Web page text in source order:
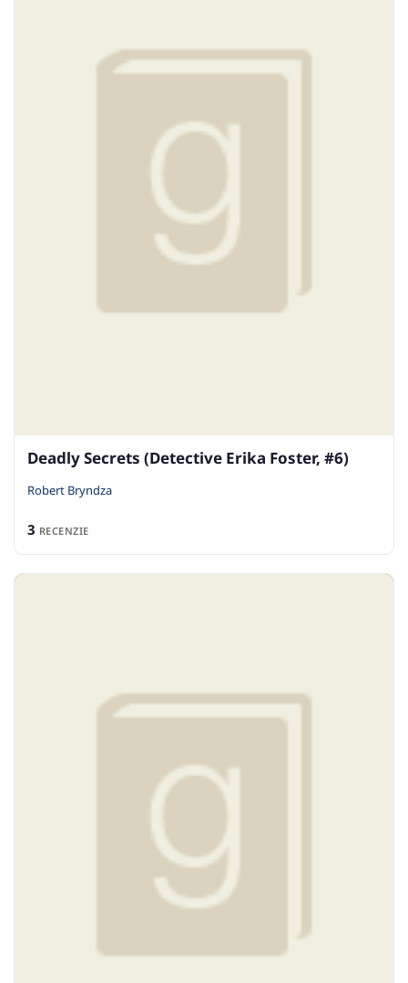
Deadly Secrets (Detective Erika Foster, #6)
Robert Bryndza
3 RECENZIE